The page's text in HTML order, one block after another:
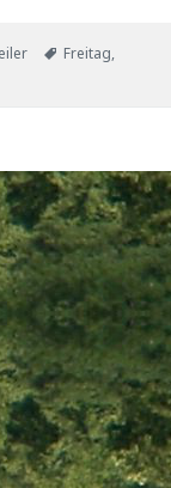
Tags
Freitag,